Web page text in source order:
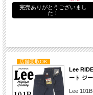
完売ありがとうございまし
た！
店舗受取OK
Lee
ート ジ
Lee